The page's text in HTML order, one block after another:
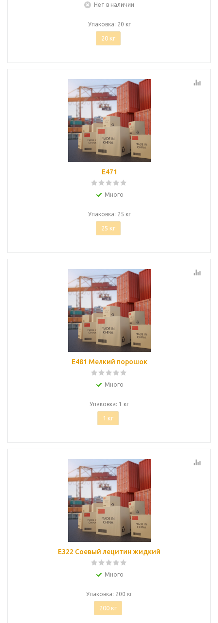
Нет в наличии
Упаковка: 20 кг
20 кг
Е471
Много
Упаковка: 25 кг
25 кг
Е481 Мелкий порошок
Много
Упаковка: 1 кг
1 кг
Е322 Соевый лецитин жидкий
Много
Упаковка: 200 кг
200 кг